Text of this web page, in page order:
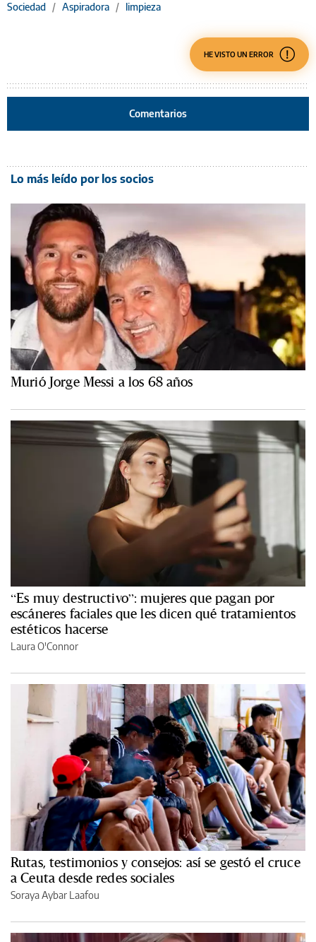
Sociedad / Aspiradora / limpieza
HE VISTO UN ERROR
Comentarios
Lo más leído por los socios
Murió Jorge Messi a los 68 años
“Es muy destructivo”: mujeres que pagan por
escáneres faciales que les dicen qué tratamientos
estéticos hacerse
Laura O'Connor
Rutas, testimonios y consejos: así se gestó el cruce
a Ceuta desde redes sociales
Soraya Aybar Laafou